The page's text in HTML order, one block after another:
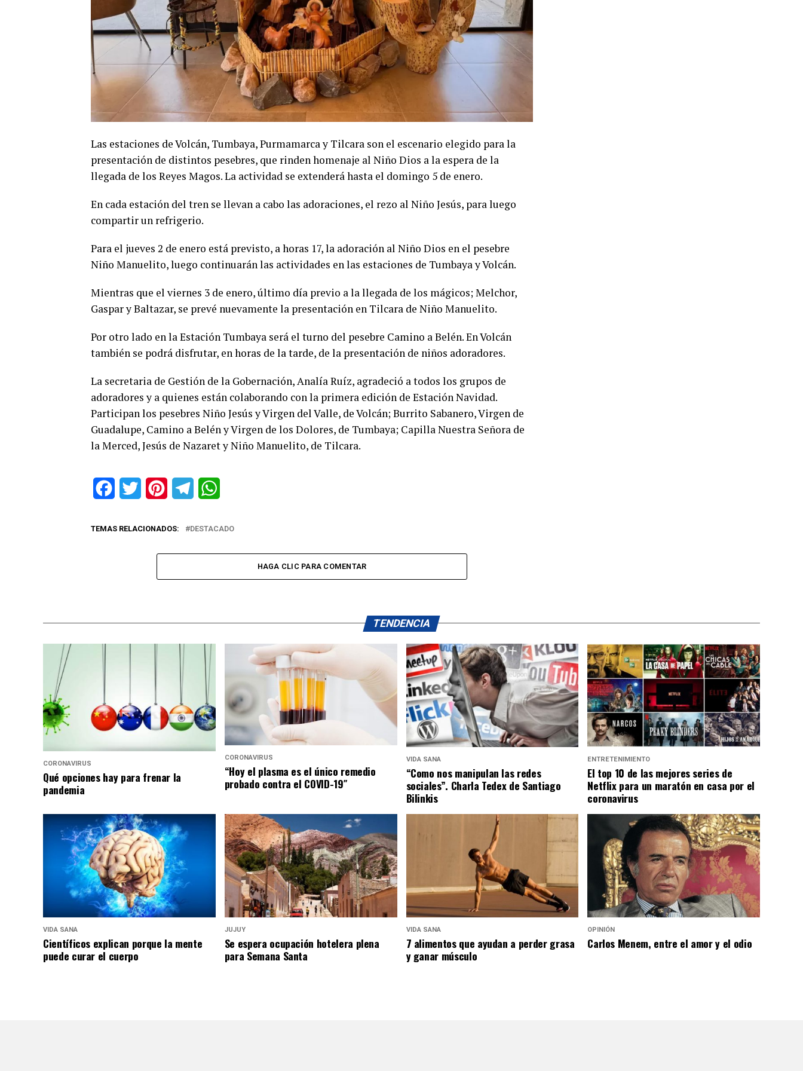
Las estaciones de Volcán, Tumbaya, Purmamarca y Tilcara son el escenario elegido para la
presentación de distintos pesebres, que rinden homenaje al Niño Dios a la espera de la
llegada de los Reyes Magos. La actividad se extenderá hasta el domingo 5 de enero.
En cada estación del tren se llevan a cabo las adoraciones, el rezo al Niño Jesús, para luego
compartir un refrigerio.
Para el jueves 2 de enero está previsto, a horas 17, la adoración al Niño Dios en el pesebre
Niño Manuelito, luego continuarán las actividades en las estaciones de Tumbaya y Volcán.
Mientras que el viernes 3 de enero, último día previo a la llegada de los mágicos; Melchor,
Gaspar y Baltazar, se prevé nuevamente la presentación en Tilcara de Niño Manuelito.
Por otro lado en la Estación Tumbaya será el turno del pesebre Camino a Belén. En Volcán
también se podrá disfrutar, en horas de la tarde, de la presentación de niños adoradores.
La secretaria de Gestión de la Gobernación, Analía Ruíz, agradeció a todos los grupos de
adoradores y a quienes están colaborando con la primera edición de Estación Navidad.
Participan los pesebres Niño Jesús y Virgen del Valle, de Volcán; Burrito Sabanero, Virgen de
Guadalupe, Camino a Belén y Virgen de los Dolores, de Tumbaya; Capilla Nuestra Señora de
la Merced, Jesús de Nazaret y Niño Manuelito, de Tilcara.
FacebookTwitter PinterestTelegram
TEMAS RELACIONADOS: DESTACADO
HAGA CLIC PARA COMENTAR
TENDENCIA
CORONAVIRUS
Qué opciones hay para frenar la
pandemia
CORONAVIRUS
“Hoy el plasma es el único remedio
probado contra el COVID-19″
VIDA SANA
“Como nos manipulan las redes
sociales”. Charla Tedex de Santiago
Bilinkis
ENTRETENIMIENTO
El top 10 de las mejores series de
Netflix para un maratón en casa por el
coronavirus
VIDA SANA
Científicos explican porque la mente
puede curar el cuerpo
JUJUY
Se espera ocupación hotelera plena
para Semana Santa
VIDA SANA
7 alimentos que ayudan a perder grasa
y ganar músculo
OPINIÓN
Carlos Menem, entre el amor y el odio